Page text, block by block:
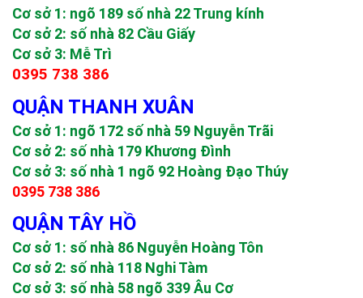
Cơ sở 1: ngõ 189 số nhà 22 Trung kính
Cơ sở 2: số nhà 82 Cầu Giấy
Cơ sở 3: Mễ Trì
0395 738 386
QUẬN THANH XUÂN
Cơ sở 1: ngõ 172 số nhà 59 Nguyễn Trãi
Cơ sở 2: số nhà 179 Khương Đình
Cơ sở 3: số nhà 1 ngõ 92 Hoàng Đạo Thúy
0395 738 386
QUẬN TÂY HỒ
Cơ sở 1: số nhà 86 Nguyễn Hoàng Tôn
Cơ sở 2: số nhà 118 Nghi Tàm
Cơ sở 3: số nhà 58 ngõ 339 Âu Cơ